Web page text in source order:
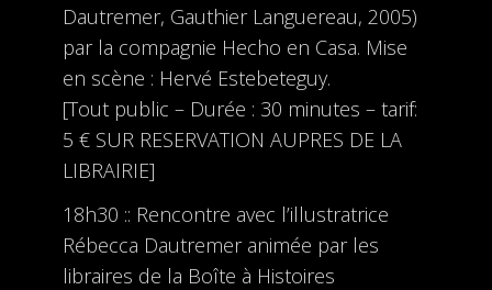
Dautremer, Gauthier Languereau, 2005)
par la compagnie Hecho en Casa. Mise
en scène : Hervé Estebeteguy.
[Tout public – Durée : 30 minutes – tarif:
5 € SUR RESERVATION AUPRES DE LA
LIBRAIRIE]
18h30 :: Rencontre avec l’illustratrice
Rébecca Dautremer animée par les
libraires de la Boîte à Histoires